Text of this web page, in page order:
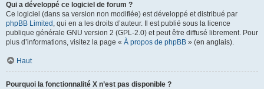
Qui a développé ce logiciel de forum ?
Ce logiciel (dans sa version non modifiée) est développé et distribué par
phpBB Limited , qui en a les droits d’auteur. Il est publié sous la licence
publique générale GNU version 2 (GPL-2.0) et peut être diffusé librement. Pour
plus d’informations, visitez la page « À propos de phpBB » (en anglais).
Haut
Pourquoi la fonctionnalité X n’est pas disponible ?